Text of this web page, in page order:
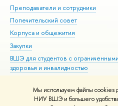
Мы используем файлы cookies
НИУ ВШЭ и большего
Преподаватели и сотрудники
Попечительский совет
Корпуса и общежития
Закупки
ВШЭ для студентов с
здоровья и инвалидностью
Единая платежная страница